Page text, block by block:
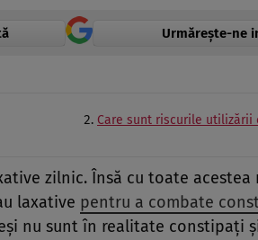
Urmărește-ne
Care sunt riscurile utilizării
zilnic. Însă cu toate
laxative pentru a combate
nu sunt în realitate constipaţi